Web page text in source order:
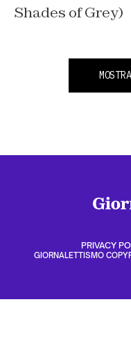
Shades of Grey)
PRIVACY
GIORNALETTISMO